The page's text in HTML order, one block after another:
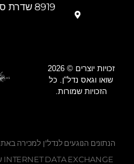
8919
זכויות יוצרים © 2026
שואו וגאס נדל"ן. כל
הזכויות שמורות.
הנתונים הנוגעים לנדל"ן למכירה
Albanian
Ukrainian